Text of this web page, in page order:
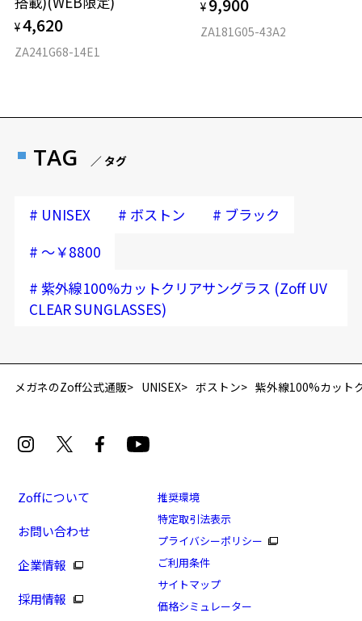
再入荷お知らせメールのお申し込み
[スペシャルプライス]紫外線100%カットクリアサン
グラス(紫外線100%カットダテメガネ)
商品番号：ZO222G02-14E1/フレームカラー：ブラック/
単価：￥5,550
¥4,620
ZA241G68-14E1
¥ 9,900
ZA181G05-43A2
TAG ／ タグ
# UNISEX # ボストン # ブラック
# ～￥8800
# 紫外線100%カットクリアサングラス (Zoff UV
CLEAR SUNGLASSES)
メガネのZoff公式通販 UNISEX ボストン 紫外線100%カット
Zoffについて
お問い合わせ
企業情報
採用情報
推奨環境
特定取引法表示
プライバシーポリシー
ご利用条件
サイトマップ
価格シミュレーター